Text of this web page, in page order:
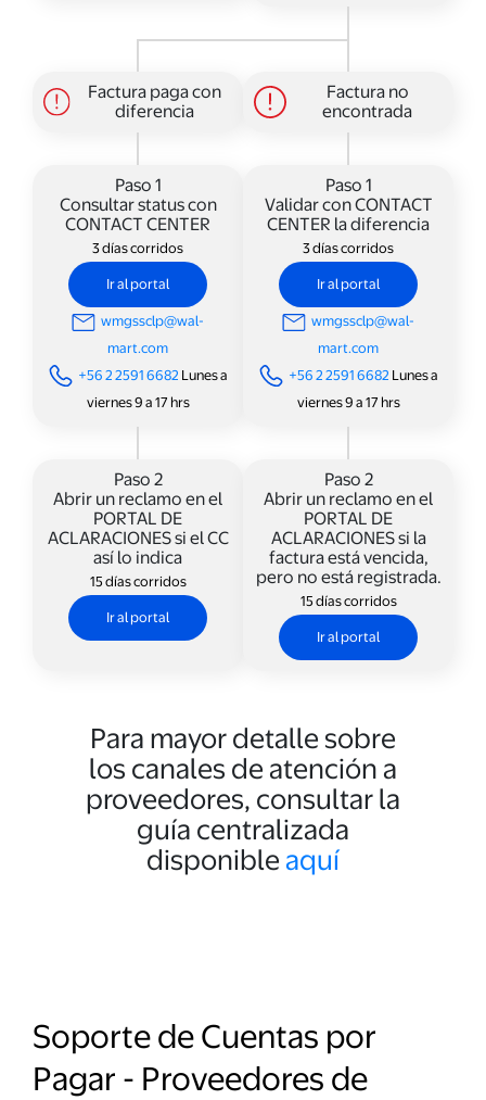
Factura paga con
diferencia
Factura no
encontrada
Paso 1
Consultar status con
CONTACT CENTER
3 días corridos
Ir al portal
wmgssclp@wal-
mart.com
+56 2 2591 6682 Lunes a
viernes 9 a 17 hrs
Paso 1
Validar con CONTACT
CENTER la diferencia
3 días corridos
Ir al portal
wmgssclp@wal-
mart.com
+56 2 2591 6682 Lunes a
viernes 9 a 17 hrs
Paso 2
Abrir un reclamo en el
PORTAL DE
ACLARACIONES si el CC
así lo indica
15 días corridos
Ir al portal
Paso 2
Abrir un reclamo en el
PORTAL DE
ACLARACIONES si la
factura está vencida,
pero no está registrada.
15 días corridos
Ir al portal
Para mayor detalle sobre
los canales de atención a
proveedores, consultar la
guía centralizada
disponible aquí
Soporte de Cuentas por
Pagar - Proveedores de